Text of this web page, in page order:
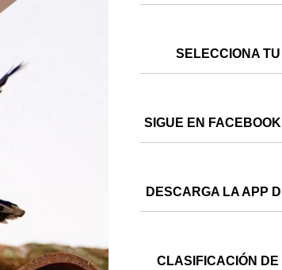
SELECCIONA
SIGUE EN
DESCARGA LA APP
CLASIFICACIÓN DE